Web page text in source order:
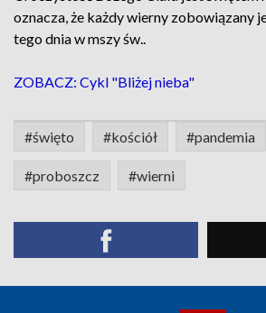
oznacza, że każdy wierny zobowiązany
tego dnia w mszy św..
ZOBACZ: Cykl "Bliżej nieba"
#święto #kościół #pandemia
#proboszcz #wierni